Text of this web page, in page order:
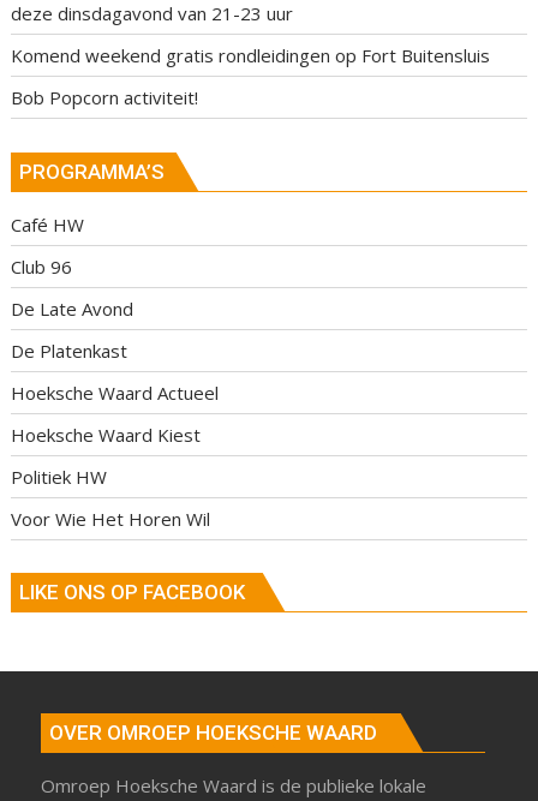
deze dinsdagavond van 21-23 uur
Komend weekend gratis rondleidingen op Fort Buitensluis
Bob Popcorn activiteit!
PROGRAMMA’S
Café HW
Club 96
De Late Avond
De Platenkast
Hoeksche Waard Actueel
Hoeksche Waard Kiest
Politiek HW
Voor Wie Het Horen Wil
LIKE ONS OP FACEBOOK
OVER OMROEP HOEKSCHE WAARD
Omroep Hoeksche Waard is de publieke lokale